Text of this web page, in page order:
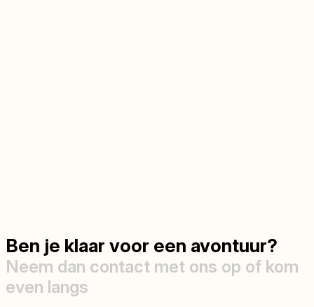
Ben je klaar voor een avontuur?
Neem dan contact met ons op of kom
even langs